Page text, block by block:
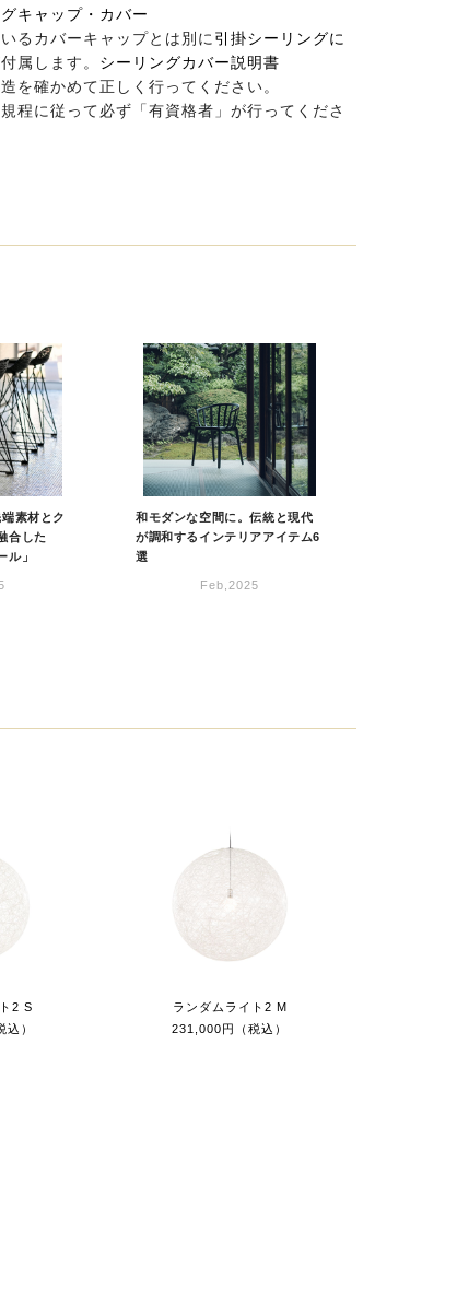
キャップ・カバー
るカバーキャップとは別に 引掛シーリングに
属します。 シーリングカバー説明書
を確かめて正しく行ってください。
程に従って必ず「有資格者」が行ってくださ
素材とク
合した
ル」
和モダンな空間に。伝統と現代
が調和するインテリアアイテム6
選
Feb,2025
2 S
込）
ランダムライト2 M
231,000円（税込）